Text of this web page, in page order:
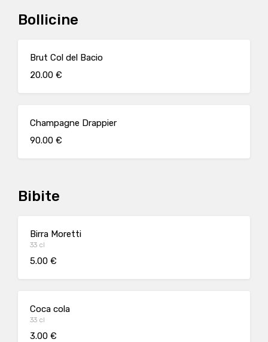
Bollicine
Brut Col del Bacio
20.00 €
Champagne Drappier
90.00 €
Bibite
Birra Moretti
33 cl
5.00 €
Coca cola
33 cl
3.00 €